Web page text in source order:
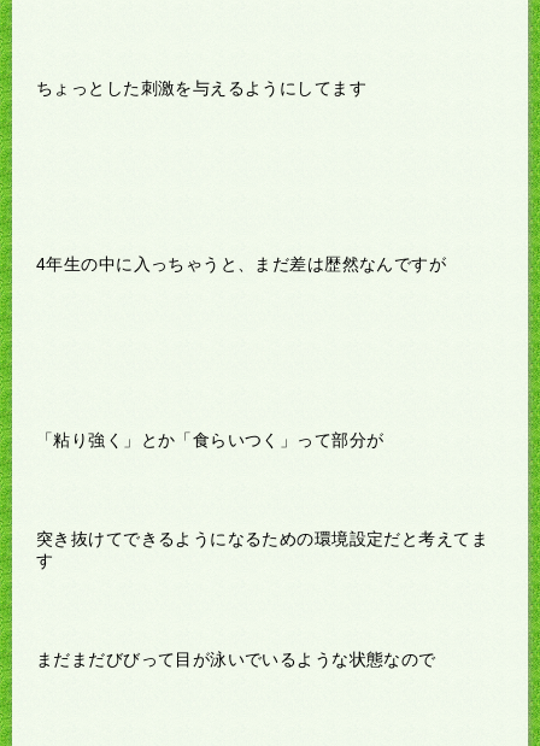
ちょっとした刺激を与えるようにしてます
4年生の中に入っちゃうと、まだ差は歴然なんですが
「粘り強く」とか「食らいつく」って部分が
突き抜けてできるようになるための環境設定だと考えてま
す
まだまだびびって目が泳いでいるような状態なので